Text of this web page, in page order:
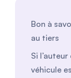
Bon à
au tiers
Si
véhicule